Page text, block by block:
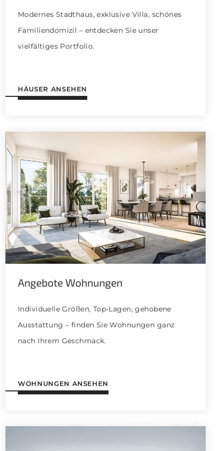
Modernes Stadthaus, exklusive Villa, schönes
Familiendomizil – entdecken Sie unser
vielfältiges Portfolio.
HÄUSER ANSEHEN
Angebote Wohnungen
Individuelle Größen, Top-Lagen, gehobene
Ausstattung – finden Sie Wohnungen ganz
nach Ihrem Geschmack.
WOHNUNGEN ANSEHEN